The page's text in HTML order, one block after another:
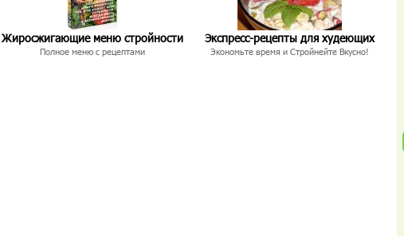
Жиросжигающие меню стройности
Полное меню с рецептами
Экспресс-рецепты для худеющих
Экономьте время и Стройнейте Вкусно!